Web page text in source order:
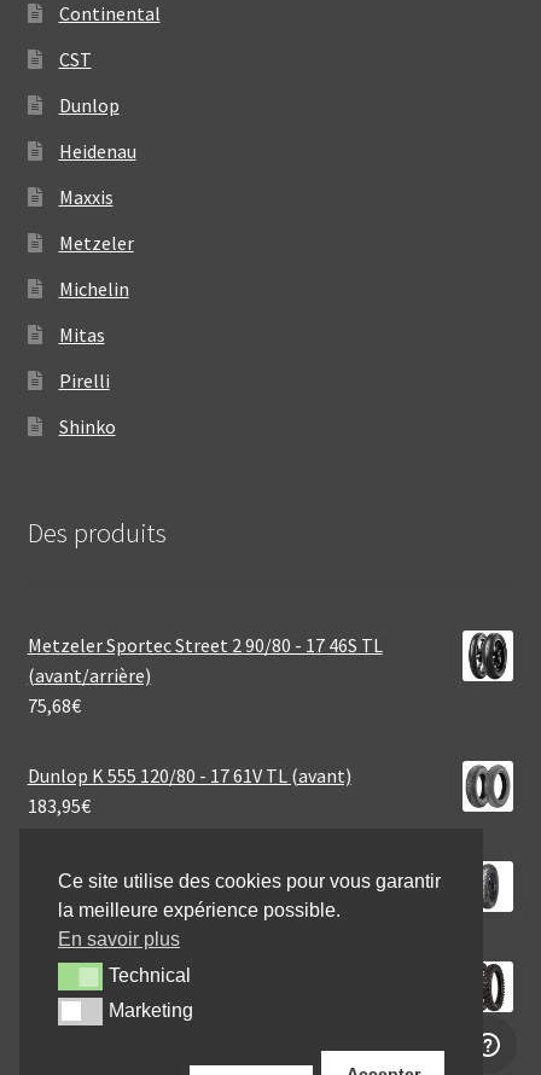
Continental
CST
Dunlop
Heidenau
Maxxis
Metzeler
Michelin
Mitas
Pirelli
Shinko
Des produits
Metzeler Sportec Street 2 90/80 - 17 46S TL
(avant/arrière)
75,68€
Dunlop K 555 120/80 - 17 61V TL (avant)
183,95€
Mitas MC 7 2.75 - 18 42P TT (avant/arrière)
48,95€
Michelin Tracker 110/100 - 18 64R TT (arrière)
74,95€
Ce site utilise des cookies pour vous garantir
la meilleure expérience possible.
En savoir plus
TechnicalTechnical
MarketingMarketing